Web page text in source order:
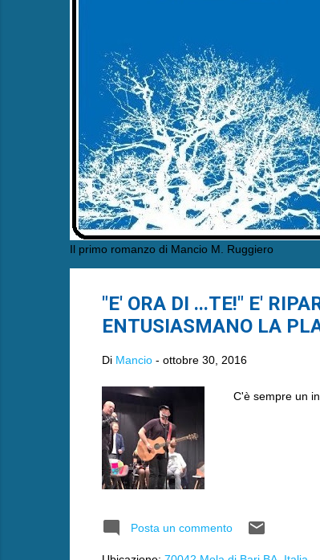
Il primo romanzo di Mancio M. Ruggiero
"E' ORA DI ...TE!" E'
ENTUSIASMANO LA
Di Mancio - ottobre 30, 2016
C'è sempre un
Posta un commento